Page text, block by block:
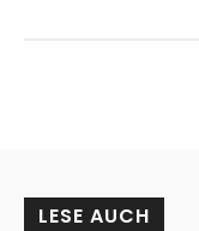
LESE AUCH